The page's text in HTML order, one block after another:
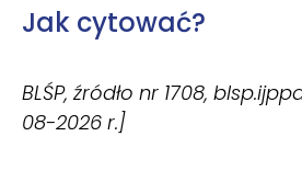
Jak cytować?
BLŚP, źródło nr 1708,
08-2026 r.]